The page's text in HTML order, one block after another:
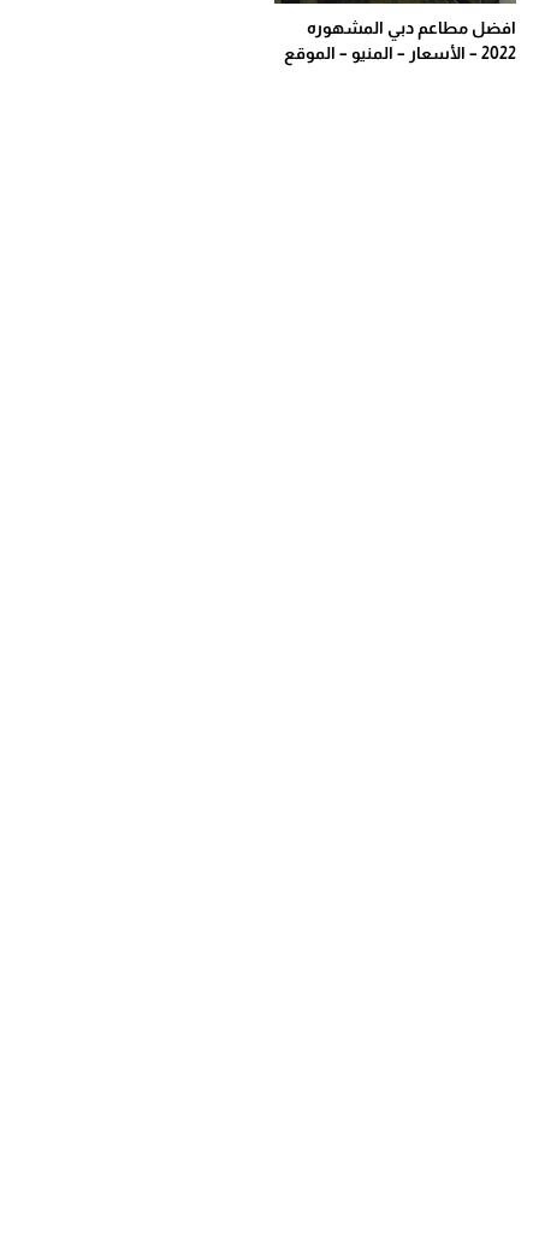
افضل مطاعم دبي المشهوره
2022 – الأسعار – المنيو – الموقع